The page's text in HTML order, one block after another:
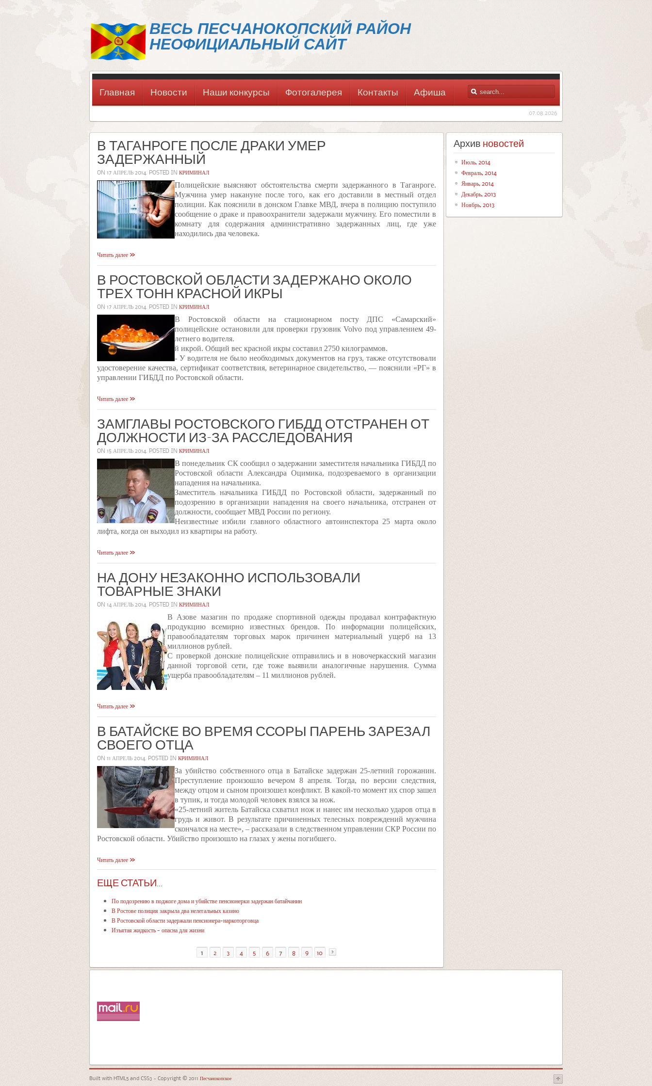
ВЕСЬ ПЕСЧАНОКОПСКИЙ РАЙОН
НЕОФИЦИАЛЬНЫЙ САЙТ
Главная Новости Наши конкурсы Фотогалерея Контакты Афиша
07.08.2026
В ТАГАНРОГЕ ПОСЛЕ ДРАКИ УМЕР
ЗАДЕРЖАННЫЙ
ON 17 АПРЕЛЬ 2014. POSTED IN КРИМИНАЛ
Полицейские выясняют обстоятельства смерти задержанного в Таганроге.
Мужчина умер накануне после того, как его доставили в местный отдел
полиции. Как пояснили в донском Главке МВД, вчера в полицию поступило
сообщение о драке и правоохранители задержали мужчину. Его поместили в
комнату для содержания административно задержанных лиц, где уже
находились два человека.
Читать далее
В РОСТОВСКОЙ ОБЛАСТИ ЗАДЕРЖАНО ОКОЛО
ТРЕХ ТОНН КРАСНОЙ ИКРЫ
ON 17 АПРЕЛЬ 2014. POSTED IN КРИМИНАЛ
В Ростовской области на стационарном посту ДПС «Самарский»
полицейские остановили для проверки грузовик Volvo под управлением 49-
летнего водителя.
й икрой. Общий вес красной икры составил 2750 килограммов.
- У водителя не было необходимых документов на груз, также отсутствовали
удостоверение качества, сертификат соответствия, ветеринарное свидетельство, — пояснили «РГ» в
управлении ГИБДД по Ростовской области.
Читать далее
ЗАМГЛАВЫ РОСТОВСКОГО ГИБДД ОТСТРАНЕН ОТ
ДОЛЖНОСТИ ИЗ-ЗА РАССЛЕДОВАНИЯ
ON 15 АПРЕЛЬ 2014. POSTED IN КРИМИНАЛ
В понедельник СК сообщил о задержании заместителя начальника ГИБДД по
Ростовской области Александра Оцимика, подозреваемого в организации
нападения на начальника.
Заместитель начальника ГИБДД по Ростовской области, задержанный по
подозрению в организации нападения на своего начальника, отстранен от
должности, сообщает МВД России по региону.
Неизвестные избили главного областного автоинспектора 25 марта около
лифта, когда он выходил из квартиры на работу.
Читать далее
НА ДОНУ НЕЗАКОННО ИСПОЛЬЗОВАЛИ
ТОВАРНЫЕ ЗНАКИ
ON 14 АПРЕЛЬ 2014. POSTED IN КРИМИНАЛ
В Азове мазагин по продаже спортивной одежды продавал контрафактную
продукцию всемирно известных брендов. По информации полицейских,
правообладателям торговых марок причинен материальный ущерб на 13
миллионов рублей.
С проверкой донские полицейские отправились и в новочеркасский магазин
данной торговой сети, где тоже выявили аналогичные нарушения. Сумма
ущерба правообладателям – 11 миллионов рублей.
Читать далее
В БАТАЙСКЕ ВО ВРЕМЯ ССОРЫ ПАРЕНЬ ЗАРЕЗАЛ
СВОЕГО ОТЦА
ON 11 АПРЕЛЬ 2014. POSTED IN КРИМИНАЛ
За убийство собственного отца в Батайске задержан 25-летний горожанин.
Преступление произошло вечером 8 апреля. Тогда, по версии следствия,
между отцом и сыном произошел конфликт. В какой-то момент их спор зашел
в тупик, и тогда молодой человек взялся за нож.
«25-летний житель Батайска схватил нож и нанес им несколько ударов отца в
грудь и живот. В результате причиненных телесных повреждений мужчина
скончался на месте», – рассказали в следственном управлении СКР России по
Ростовской области. Убийство произошло на глазах у жены погибшего.
Читать далее
ЕЩЕ СТАТЬИ...
По подозрению в поджоге дома и убийстве пенсионерки задержан батайчанин
В Ростове полиция закрыла два нелегальных казино
В Ростовской области задержали пенсионера-наркоторговца
Изъятая жидкость - опасна для жизни
1 2 3 4 5 6 7 8 9 10
Архив новостей
Июль, 2014
Февраль, 2014
Январь, 2014
Декабрь, 2013
Ноябрь, 2013
Built with HTML5 and CSS3 - Copyright © 2011 Песчанокопское